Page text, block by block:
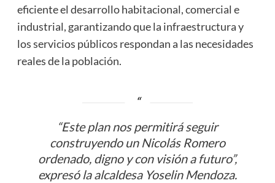
eficiente el desarrollo habitacional, comercial e
industrial, garantizando que la infraestructura y
los servicios públicos respondan a las necesidades
reales de la población.
“Este plan nos permitirá seguir
construyendo un Nicolás Romero
ordenado, digno y con visión a futuro”,
expresó la alcaldesa Yoselin Mendoza.